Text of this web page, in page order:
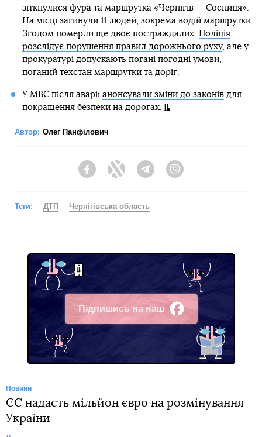
зіткнулися фура та маршрутка «Чернігів — Сосниця».
На місці загинули 11 людей, зокрема водій маршрутки.
Згодом померли ще двоє постраждалих. Поліція
розслідує порушення правил дорожнього руху, але у
прокуратурі допускають погані погодні умови,
поганий техстан маршрутки та доріг.
У МВС після аварії анонсували зміни до законівдля
покращення безпеки на дорогах.
Автор: Олег Панфілович
FacebookTwitter Telegram
Теги: ДТП Чернігівська область
Підпишись на наш
Facebook
Новини
ЄС надасть мільйон євро на розмінування
України